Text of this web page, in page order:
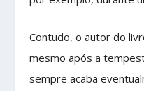
Contudo, o autor do
mesmo após a
sempre acaba